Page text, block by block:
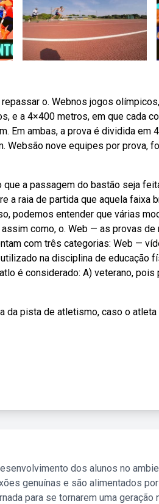
o. Webnos jogos
e a 4×400 metros, em que cada
Em ambas, a prova é dividida em
nove equipes por prova,
a passagem do bastão seja
a raia de partida que aquela faixa
podemos entender que várias
como, o. Web — as provas
com três categorias: Web —
na disciplina de educação
é considerado: A) veterano,
pista de atletismo, caso o
dos alunos no
genuínas e são alimentados
para se tornarem uma geração